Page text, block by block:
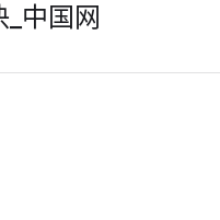
中国网